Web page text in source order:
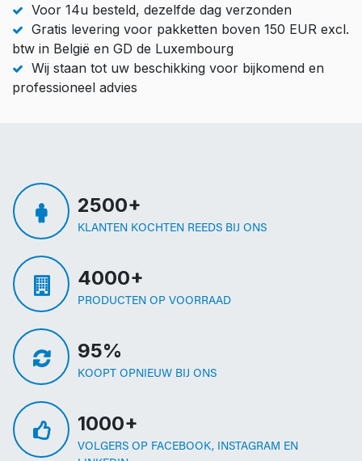
Voor 14u besteld, dezelfde dag verzonden
Gratis levering voor pakketten boven 150 EUR excl.
btw in België en GD de Luxembourg
Wij staan tot uw beschikking voor bijkomend en
professioneel advies
2500+
KLANTEN KOCHTEN REEDS BIJ ONS
4000+
PRODUCTEN OP VOORRAAD
95%
KOOPT OPNIEUW BIJ ONS
1000+
VOLGERS OP FACEBOOK, INSTAGRAM EN